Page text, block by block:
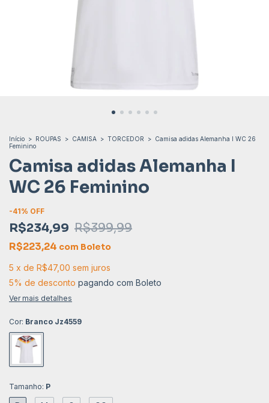
Início > ROUPAS > CAMISA > TORCEDOR > Camisa adidas Alemanha I WC 26
Feminino
Camisa adidas Alemanha I
WC 26 Feminino
-41% OFF
R$234,99 R$399,99
R$223,24 com Boleto
5 x de R$47,00 sem juros
5% de desconto pagando com Boleto
Ver mais detalhes
Cor: Branco Jz4559
Tamanho: P